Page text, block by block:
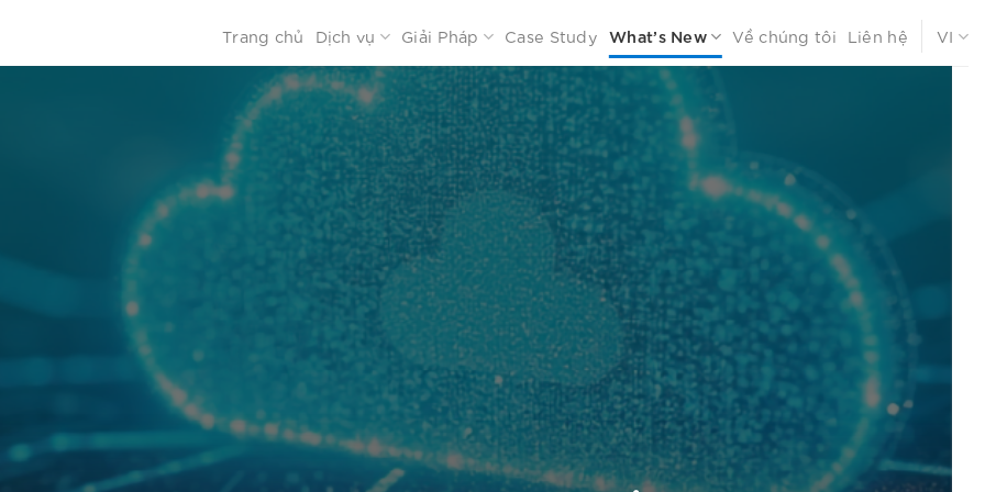
Trang chủ Dịch vụ Giải Pháp Case Study What’s New Về chúng tôi Liên hệ VI